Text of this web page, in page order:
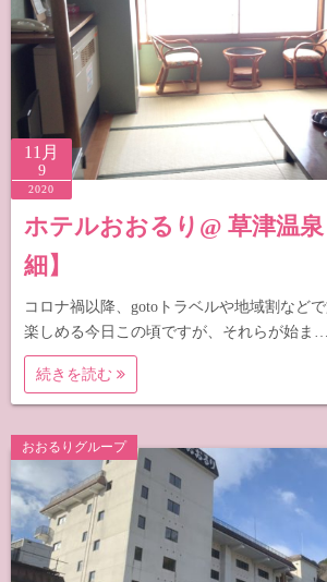
11月
9
2020
ホテルおおるり@ 草津温
細】
コロナ禍以降、gotoトラベルや地域割など
楽しめる今日この頃ですが、それらが始ま…
続きを読む
おおるりグループ